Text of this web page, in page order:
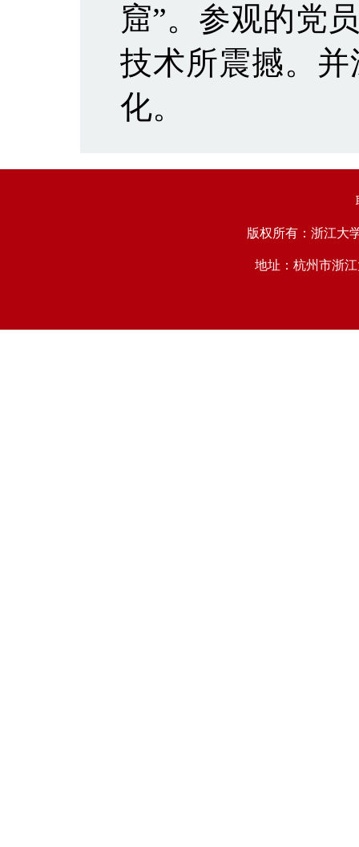
窟”。参观的党
技术所震撼。
化。
版权所有：浙江大
地址：杭州市浙